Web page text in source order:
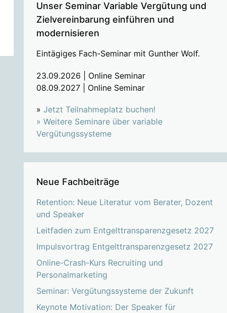
Unser Seminar Variable Vergütung und
Zielvereinbarung einführen und
modernisieren
Eintägiges Fach-Seminar mit Gunther Wolf.
23.09.2026 | Online Seminar
08.09.2027 | Online Seminar
» Jetzt Teilnahmeplatz buchen!
» Weitere Seminare über variable
Vergütungssysteme
Neue Fachbeiträge
Retention: Neue Literatur vom Berater, Dozent
und Speaker
Leitfaden zum Entgelttransparenzgesetz 2027
Impulsvortrag Entgelttransparenzgesetz 2027
Online-Crash-Kurs Recruiting und
Personalmarketing
Seminar: Vergütungssysteme der Zukunft
Keynote Motivation: Der Speaker für